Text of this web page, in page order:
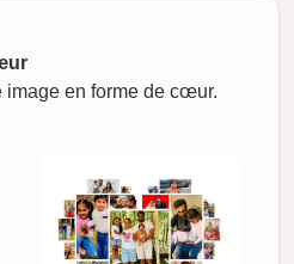
image en forme de cœur.